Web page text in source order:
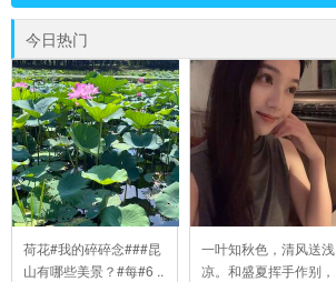
今日热门
荷花#我的碎碎念###昆
山有哪些美景？#每#6 ..
一叶知秋色，清风送浅
凉。和盛夏挥手作别，